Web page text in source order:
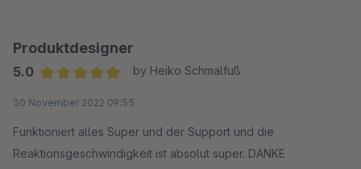
Produktdesigner
5.0
by Heiko Schmalfuß
30 November 2022 09:55
Funktioniert alles Super und der Support und die
Reaktionsgeschwindigkeit ist absolut super. DANKE